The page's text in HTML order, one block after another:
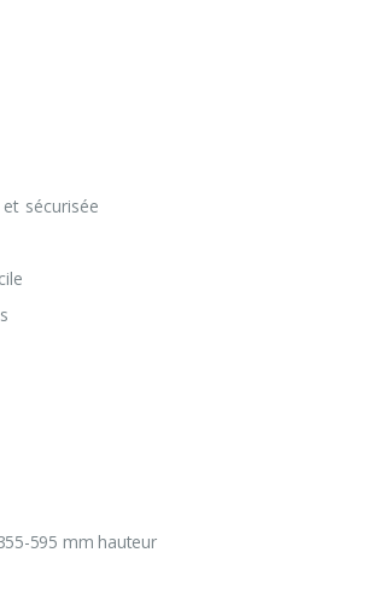
sécurisée
595 mm hauteur